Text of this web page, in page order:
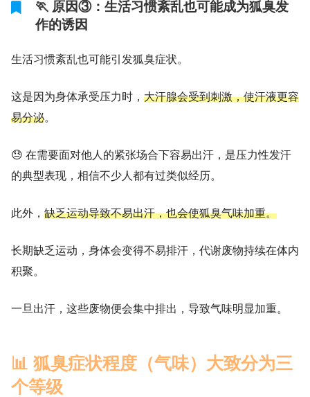
🏃 原因③：生活习惯紊乱也可能成为狐臭发
作的诱因
生活习惯紊乱也可能引发狐臭症状。
这是因为身体承受压力时， 大汗腺会受到刺激，使汗液更容
易分泌。
😓 在需要面对他人的紧张场合下容易出汗，是压力性发汗
的典型表现，相信不少人都有过类似经历。
此外， 缺乏运动导致不易出汗，也会使狐臭气味加重。
长期缺乏运动，身体会变得不易排汗，代谢废物持续在体内
积聚。
一旦出汗，这些废物便会集中排出，导致气味明显加重。
📊 狐臭症状程度（气味）大致分为三
个等级